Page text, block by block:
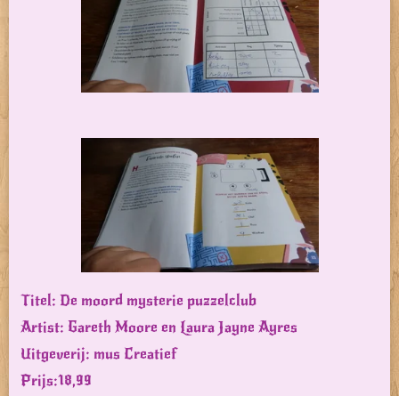
Titel: De moord mysterie puzzelclub
Artist: Gareth Moore en Laura Jayne Ayres
Uitgeverij: mus Creatief
Prijs:18,99